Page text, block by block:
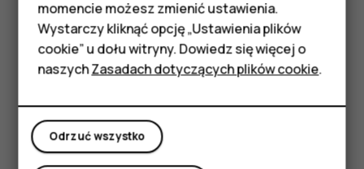
HMD Terra M
Tablety
Moje konto
pomocą kabla USB.
Na komputerze otwórz menedżera plików, a
następnie przeciągnij i upuść utwory oraz filmy do
momencie możesz zmienić ustawienia.
Wystarczy kliknąć opcję „Ustawienia plików
cookie” u dołu witryny. Dowiedz się więcej o
naszychZasadach dotyczących plików cookie.
Odrzuć wszystko